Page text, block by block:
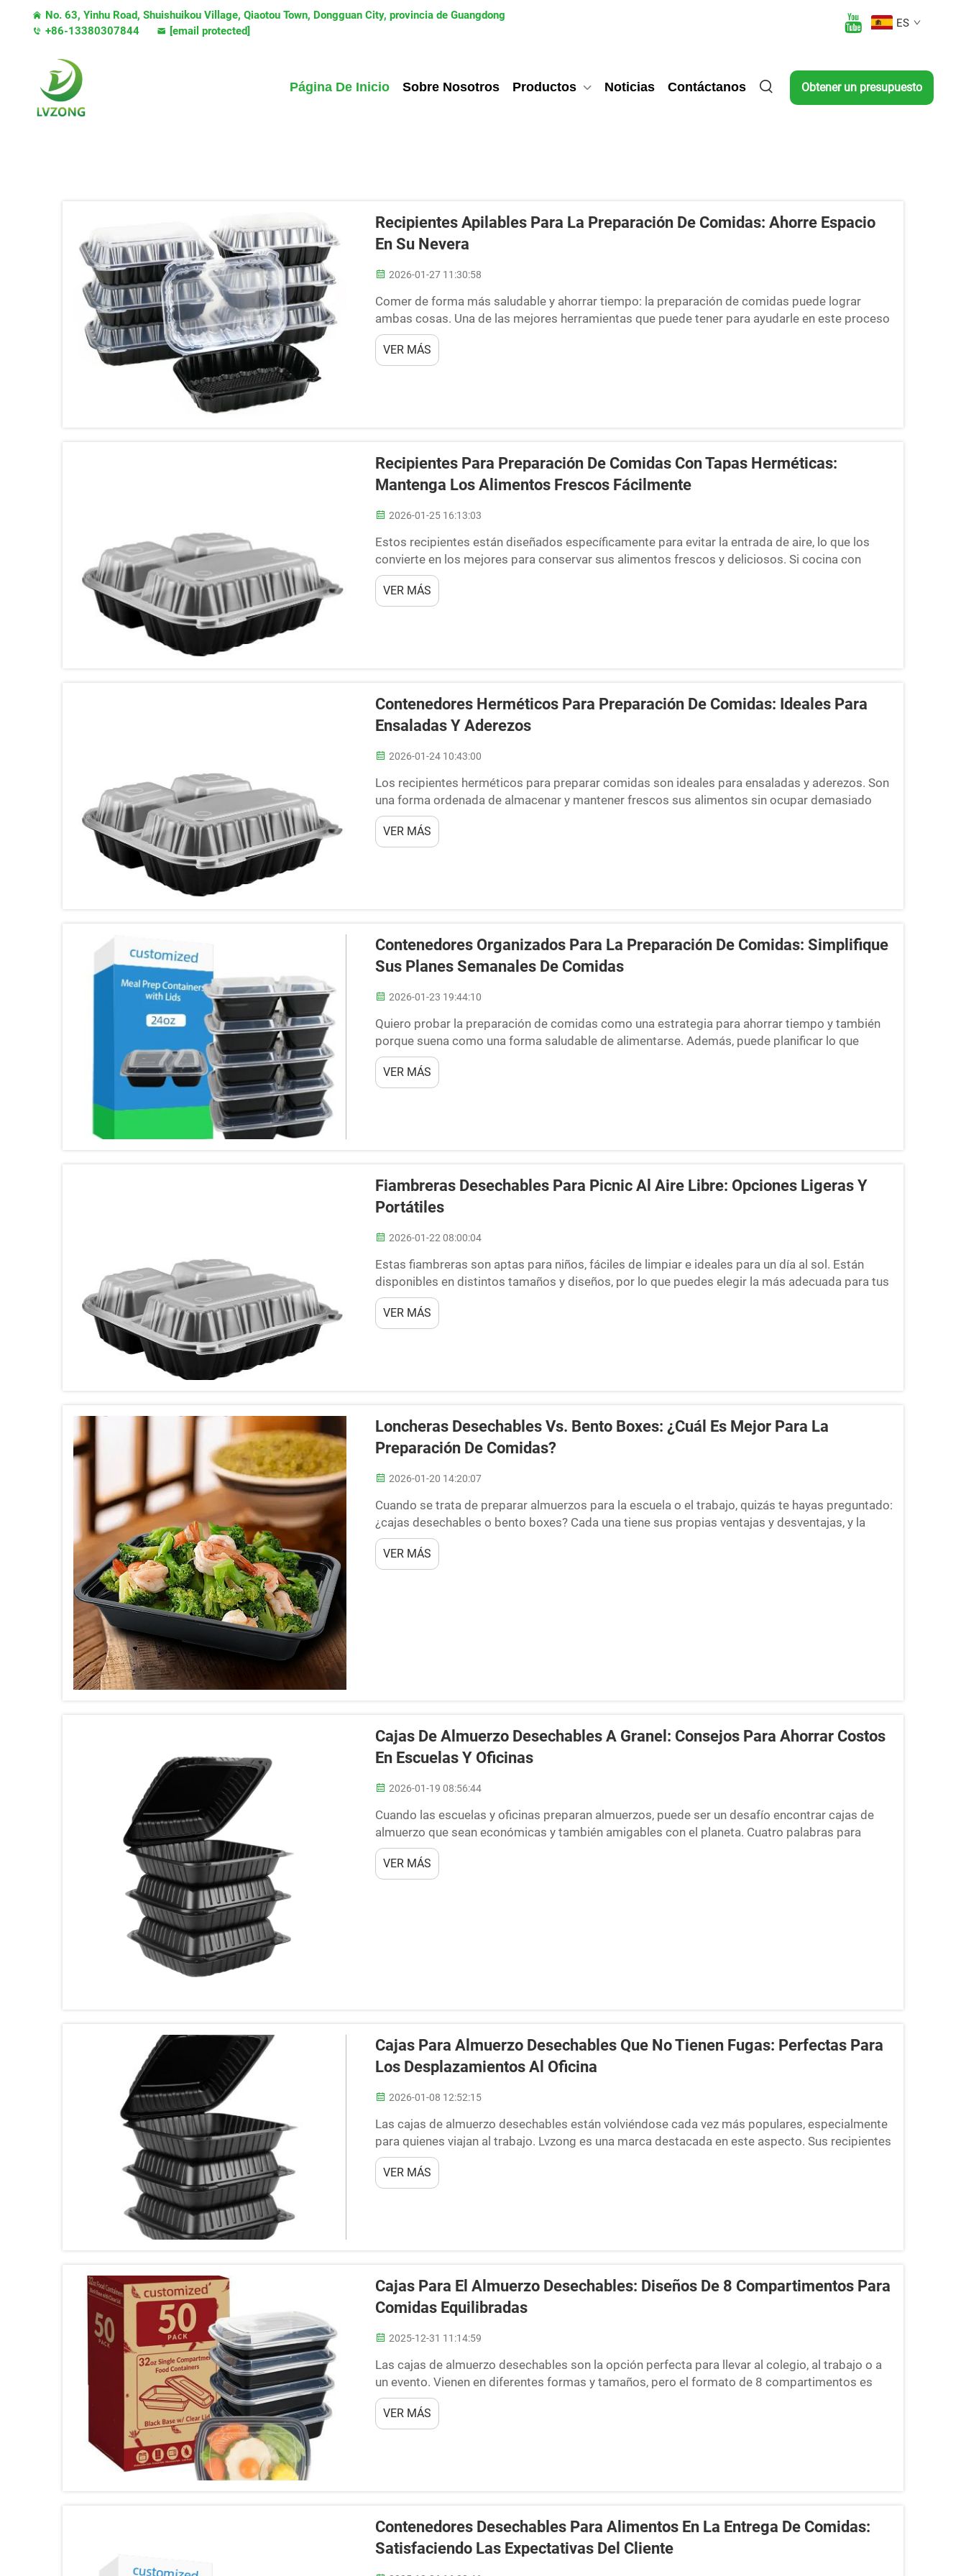
No. 63, Yinhu Road, Shuishuikou Village, Qiaotou Town, Dongguan City, provincia de Guangdong
+86-13380307844
[email protected]
ES
Página De Inicio Sobre Nosotros Productos Noticias Contáctanos Obtener un presupuesto
Recipientes Apilables Para La Preparación De Comidas: Ahorre Espacio
En Su Nevera
2026-01-27 11:30:58
Comer de forma más saludable y ahorrar tiempo: la preparación de comidas puede lograr
ambas cosas. Una de las mejores herramientas que puede tener para ayudarle en este proceso
son los recipientes apilables para la preparación de comidas. Puede usarlos para porcionar sus
comidas y almacenarlas en su propio recipiente. Puede anidarlos sobre...
VER MÁS
Recipientes Para Preparación De Comidas Con Tapas Herméticas:
Mantenga Los Alimentos Frescos Fácilmente
2026-01-25 16:13:03
Estos recipientes están diseñados específicamente para evitar la entrada de aire, lo que los
convierte en los mejores para conservar sus alimentos frescos y deliciosos. Si cocina con
anticipación, puede ahorrar dinero y tiempo durante la semana. ¿Por qué elegir recipientes
herméticos para la preparación de comidas? Recipientes herméticos para la preparación de
comidas...
VER MÁS
Contenedores Herméticos Para Preparación De Comidas: Ideales Para
Ensaladas Y Aderezos
2026-01-24 10:43:00
Los recipientes herméticos para preparar comidas son ideales para ensaladas y aderezos. Son
una forma ordenada de almacenar y mantener frescos sus alimentos sin ocupar demasiado
espacio. También puede llevar cualquier alimento o tentempié sin derrames a la escuela, al
trabajo o a los picnics. Con los recipientes adecuados...
VER MÁS
Contenedores Organizados Para La Preparación De Comidas: Simplifique
Sus Planes Semanales De Comidas
2026-01-23 19:44:10
Quiero probar la preparación de comidas como una estrategia para ahorrar tiempo y también
porque suena como una forma saludable de alimentarse. Además, puede planificar lo que
comerá y resistir las tentaciones de aperitivos poco saludables cuando tenga sus propias
comidas preparadas. ¡Aún es más fácil si utiliza un contenedor para preparación de comidas...
VER MÁS
Fiambreras Desechables Para Picnic Al Aire Libre: Opciones Ligeras Y
Portátiles
2026-01-22 08:00:04
Estas fiambreras son aptas para niños, fáciles de limpiar e ideales para un día al sol. Están
disponibles en distintos tamaños y diseños, por lo que puedes elegir la más adecuada para tus
necesidades de picnic. Ya sea para sándwiches, fruta o aperitivos, estas fiambreras lo harán...
VER MÁS
Loncheras Desechables Vs. Bento Boxes: ¿Cuál Es Mejor Para La
Preparación De Comidas?
2026-01-20 14:20:07
Cuando se trata de preparar almuerzos para la escuela o el trabajo, quizás te hayas preguntado:
¿cajas desechables o bento boxes? Cada una tiene sus propias ventajas y desventajas, y la
decisión puede depender de diferentes consideraciones. ¿Cajas de plástico o cartón fo...
VER MÁS
Cajas De Almuerzo Desechables A Granel: Consejos Para Ahorrar Costos
En Escuelas Y Oficinas
2026-01-19 08:56:44
Cuando las escuelas y oficinas preparan almuerzos, puede ser un desafío encontrar cajas de
almuerzo que sean económicas y también amigables con el planeta. Cuatro palabras para
usted: cajas de almuerzo desechables. ¿Cuáles son las ventajas de comprar cajas de almuerzo
desechables a granel?
VER MÁS
Cajas Para Almuerzo Desechables Que No Tienen Fugas: Perfectas Para
Los Desplazamientos Al Oficina
2026-01-08 12:52:15
Las cajas de almuerzo desechables están volviéndose cada vez más populares, especialmente
para quienes viajan al trabajo. Lvzong es una marca destacada en este aspecto. Sus recipientes
desechables para comida hacen que todo sea tan conveniente y son DOBLEMENTE SEGUROS
para sus alimentos....
VER MÁS
Cajas Para El Almuerzo Desechables: Diseños De 8 Compartimentos Para
Comidas Equilibradas
2025-12-31 11:14:59
Las cajas de almuerzo desechables son la opción perfecta para llevar al colegio, al trabajo o a
un evento. Vienen en diferentes formas y tamaños, pero el formato de 8 compartimentos es
una opción popular. Estos recipientes bento divididos ayudan a mantener separados los
diferentes alimentos, y son...
VER MÁS
Contenedores Desechables Para Alimentos En La Entrega De Comidas:
Satisfaciendo Las Expectativas Del Cliente